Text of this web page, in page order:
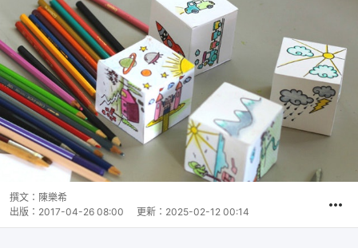
撰文： 陳樂希
出版： 2017-04-26 08:00 更新： 2025-02-12 00:14